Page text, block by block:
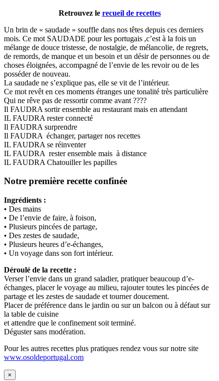
Retrouvez le recueil de recettes
Un brin de « saudade » souffle dans nos têtes depuis ces derniers
mois. Ce mot SAUDADE pour les portugais ,c’est à la fois un
mélange de douce tristesse, de nostalgie, de mélancolie, de regrets,
de remords, de manque et un besoin et un désir de personnes ou de
choses éloignées, accompagné de l’envie de les revoir ou de les
posséder de nouveau.
La saudade ne s’explique pas, elle se vit de l’intérieur.
Ce mot revêt en ces moments étranges une tonalité très particulière
Qui ne rêve pas de ressortir comme avant ????
Il FAUDRA sortir ensemble au restaurant mais en attendant
IL FAUDRA rester connecté
Il FAUDRA surprendre
Il FAUDRA échanger, partager nos recettes
IL FAUDRA se réinventer
IL FAUDRA rester ensemble mais à distance
IL FAUDRA Chatouiller les papilles
Notre première recette confinée
Ingrédients :
• Des mains
• De l’envie de faire, à foison,
• Plusieurs pincées de partage,
• Des zestes de saudade,
• Plusieurs heures d’e-échanges,
• Un voyage dans son fort intérieur.
Déroulé de la recette :
Verser l’envie dans un grand saladier, pratiquer beaucoup d’e-
échanges, placer le voyage au milieu, rajouter toutes les pincées de
partage et les zestes de saudade et tourner doucement.
Placer de préférence dans le jardin ou sur un balcon ou à défaut sur
la table de cuisine
et attendre que le confinement soit terminé.
Déguster sans modération.
Pour les autres recettes plus pratiques rendez vous sur notre site
www.osoldeportugal.com
×